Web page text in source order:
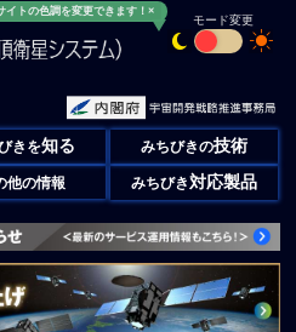
イトの色調を変更できます！×
モード変更
きを知る みちびきの技術
他の情報 みちびき対応製品